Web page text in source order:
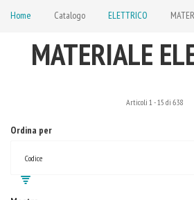
Home Catalogo ELETTRICO
MATERIALE
Ordina per
Codice
Articoli 1 -15 di 638